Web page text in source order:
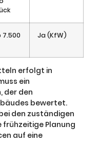
7.500
Ja (KfW)
erfolgt in
ein
der den
bewertet.
den zuständigen
frühzeitige Planung
auf eine